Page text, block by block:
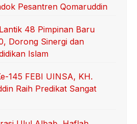
Pesantren Qomaruddin
48 Pimpinan Baru
Dorong Sinergi dan
Islam
145 FEBI UINSA, KH.
Raih Predikat Sangat